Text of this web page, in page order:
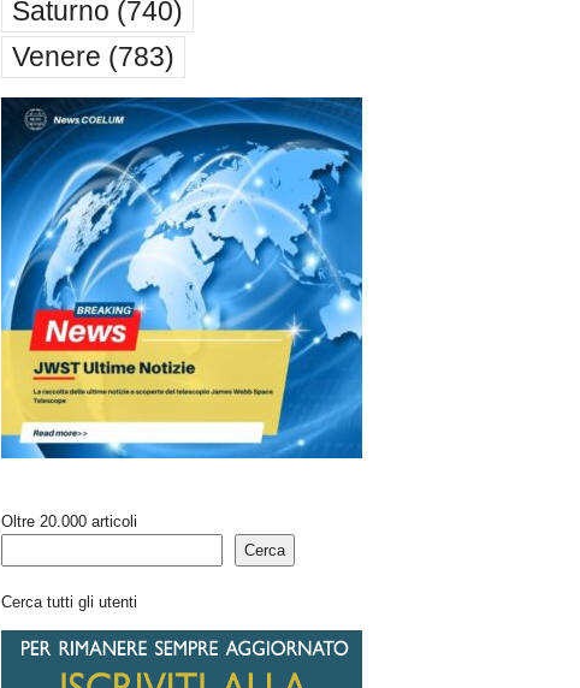
Saturno (740)
Venere (783)
Oltre 20.000 articoli
Cerca
Cerca tutti gli utenti